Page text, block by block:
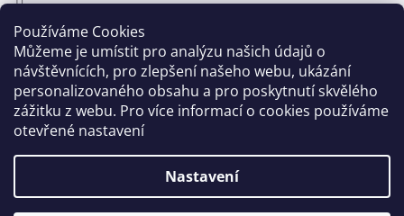
Používáme Cookies
Můžeme je umístit pro analýzu našich údajů o
návštěvnících, pro zlepšení našeho webu, ukázání
personalizovaného obsahu a pro poskytnutí skvělého
zážitku z webu. Pro více informací o cookies používáme
otevřené nastavení
Nastavení
CYKLO OBLEČENÍ
Copyright 2026www.sportmen.cz. Všechna práva